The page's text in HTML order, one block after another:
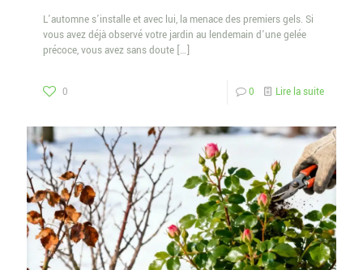
L’automne s’installe et avec lui, la menace des premiers gels. Si
vous avez déjà observé votre jardin au lendemain d’une gelée
précoce, vous avez sans doute […]
0 0 Lire la suite